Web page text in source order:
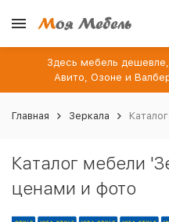
Здесь мебель
Авито, Озоне и
Главная Зеркала
Каталог мебели
ценами и фото